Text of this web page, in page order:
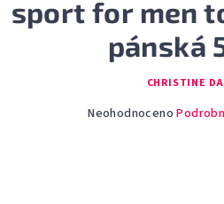
sport for men
pánská
CHRISTINE
Průměrné
Neohodnoceno